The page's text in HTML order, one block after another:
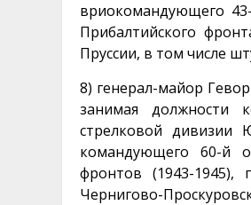
вриокомандующего
Прибалтийского
Пруссии, в том числе
8) генерал-майор
занимая должности
стрелковой дивизии
командующего 60-й
фронтов (1943-1945),
Чернигово-